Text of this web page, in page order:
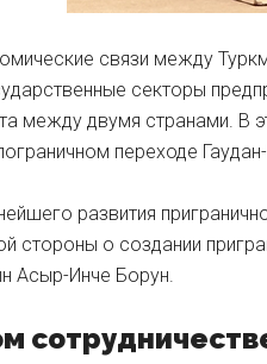
связи между
секторы
между двумя странами. В
переходе
развития
стороны о создании
Асыр-Инче Борун.